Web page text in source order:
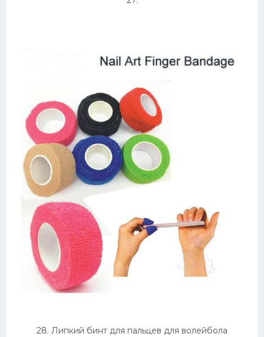
28. Липкий бинт для пальцев для волейбола